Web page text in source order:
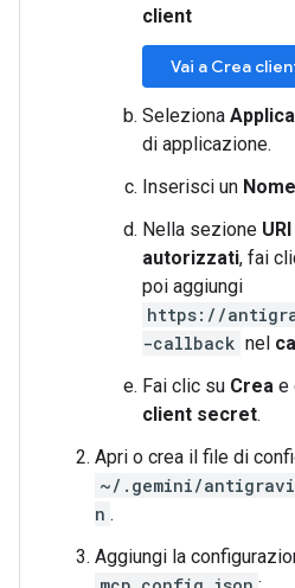
client
Vai a Crea
Seleziona
di applicazione.
Inserisci un Nome
Nella sezione
autorizzati, fai
poi aggiungi
https://
-callback nel
Fai clic su Crea e
client secret.
Apri o crea il file di
~/.gemini/
n .
Aggiungi la